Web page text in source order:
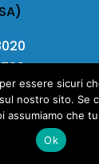
essere sicuri
nostro sito. Se
assumiamo che
Ok